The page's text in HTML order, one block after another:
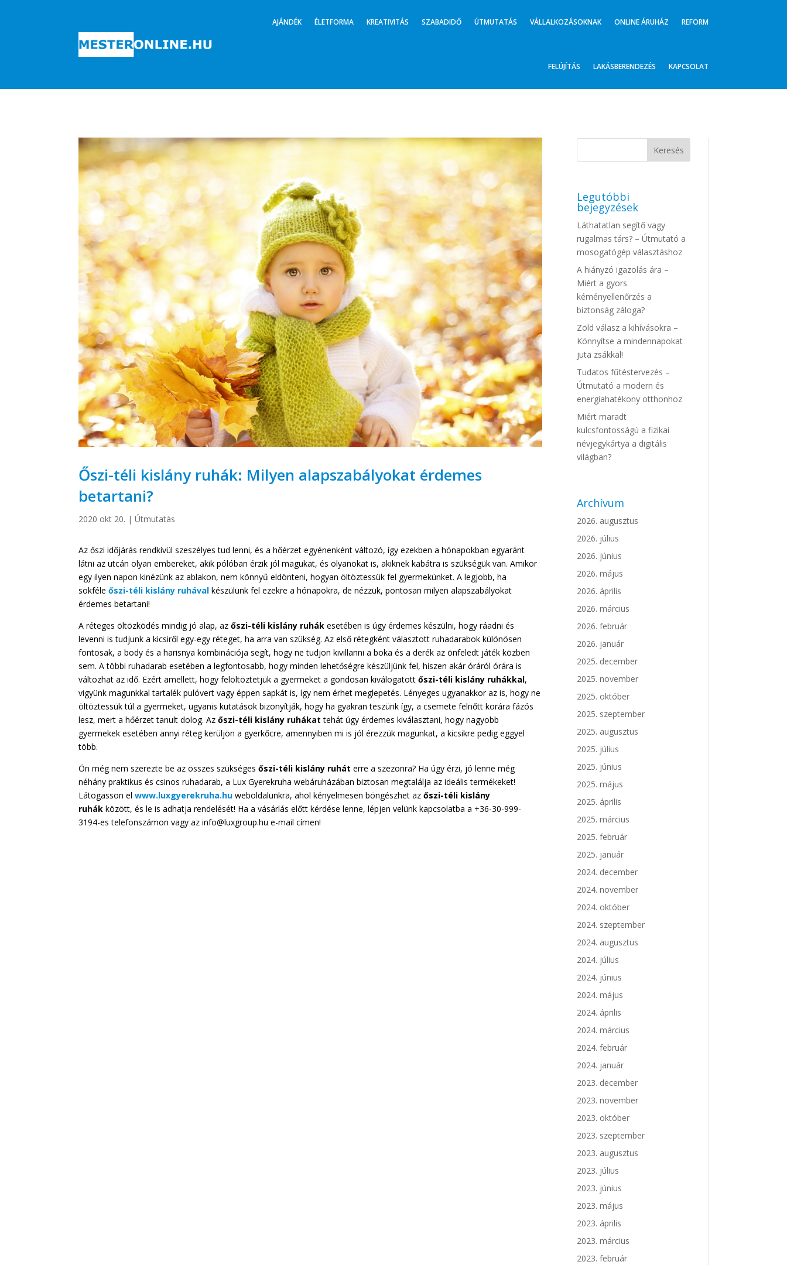
AJÁNDÉK ÉLETFORMA KREATIVITÁS SZABADIDŐ ÚTMUTATÁS VÁLLALKOZÁSOKNAK ONLINE ÁRUHÁZ REFORM
FELÚJÍTÁS LAKÁSBERENDEZÉS KAPCSOLAT
Őszi-téli kislány ruhák: Milyen alapszabályokat érdemes
betartani?
2020 okt 20. |Útmutatás
Az őszi időjárás rendkívül szeszélyes tud lenni, és a hőérzet egyénenként változó, így ezekben a hónapokban egyaránt
látni az utcán olyan embereket, akik pólóban érzik jól magukat, és olyanokat is, akiknek kabátra is szükségük van. Amikor
egy ilyen napon kinézünk az ablakon, nem könnyű eldönteni, hogyan öltöztessük fel gyermekünket. A legjobb, ha
sokféleőszi-téli kislány ruhával készülünk fel ezekre a hónapokra, de nézzük, pontosan milyen alapszabályokat
érdemes betartani!
A réteges öltözködés mindig jó alap, azőszi-téli kislány ruhák esetében is úgy érdemes készülni, hogy ráadni és
levenni is tudjunk a kicsiről egy-egy réteget, ha arra van szükség. Az első rétegként választott ruhadarabok különösen
fontosak, a body és a harisnya kombinációja segít, hogy ne tudjon kivillanni a boka és a derék az önfeledt játék közben
sem. A többi ruhadarab esetében a legfontosabb, hogy minden lehetőségre készüljünk fel, hiszen akár óráról órára is
változhat az idő. Ezért amellett, hogy felöltöztetjük a gyermeket a gondosan kiválogatottőszi-téli kislány ruhákkal,
vigyünk magunkkal tartalék pulóvert vagy éppen sapkát is, így nem érhet meglepetés. Lényeges ugyanakkor az is, hogy ne
öltöztessük túl a gyermeket, ugyanis kutatások bizonyítják, hogy ha gyakran teszünk így, a csemete felnőtt korára fázós
lesz, mert a hőérzet tanult dolog. Azőszi-téli kislány ruhákat tehát úgy érdemes kiválasztani, hogy nagyobb
gyermekek esetében annyi réteg kerüljön a gyerkőcre, amennyiben mi is jól érezzük magunkat, a kicsikre pedig eggyel
több.
Ön még nem szerezte be az összes szükségesőszi-téli kislány ruhát erre a szezonra? Ha úgy érzi, jó lenne még
néhány praktikus és csinos ruhadarab, a Lux Gyerekruha webáruházában biztosan megtalálja az ideális termékeket!
Látogasson elwww.luxgyerekruha.hu weboldalunkra, ahol kényelmesen böngészhet azőszi-téli kislány
ruhák között, és le is adhatja rendelését! Ha a vásárlás előtt kérdése lenne, lépjen velünk kapcsolatba a +36-30-999-
3194-es telefonszámon vagy az info@luxgroup.hu e-mail címen!
Legutóbbi
bejegyzések
Láthatatlan segítő vagy
rugalmas társ? – Útmutató a
mosogatógép választáshoz
A hiányzó igazolás ára –
Miért a gyors
kéményellenőrzés a
biztonság záloga?
Zöld válasz a kihívásokra –
Könnyítse a mindennapokat
juta zsákkal!
Tudatos fűtéstervezés –
Útmutató a modern és
energiahatékony otthonhoz
Miért maradt
kulcsfontosságú a fizikai
névjegykártya a digitális
világban?
Archívum
2026. augusztus
2026. július
2026. június
2026. május
2026. április
2026. március
2026. február
2026. január
2025. december
2025. november
2025. október
2025. szeptember
2025. augusztus
2025. július
2025. június
2025. május
2025. április
2025. március
2025. február
2025. január
2024. december
2024. november
2024. október
2024. szeptember
2024. augusztus
2024. július
2024. június
2024. május
2024. április
2024. március
2024. február
2024. január
2023. december
2023. november
2023. október
2023. szeptember
2023. augusztus
2023. július
2023. június
2023. május
2023. április
2023. március
2023. február